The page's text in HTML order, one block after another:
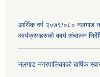
आर्थिक वर्ष २०७९/०८० नलगाड
कार्यक्रमहरुको कार्य संचालन
नलगाड नगरपालिकाको बार्षिक